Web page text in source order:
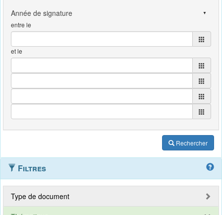
entre le
et le
Rechercher
Filtres
Type de document